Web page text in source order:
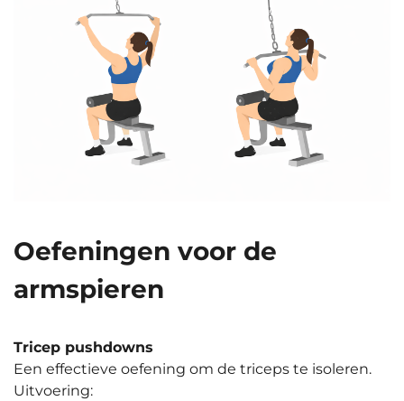
Oefeningen voor de
armspieren
Tricep pushdowns
Een effectieve oefening om de triceps te isoleren.
Uitvoering: